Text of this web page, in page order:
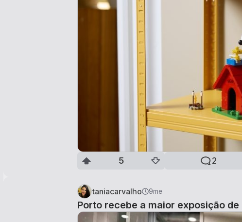
5 2
taniacarvalho 9me
Porto recebe a maior exposição de